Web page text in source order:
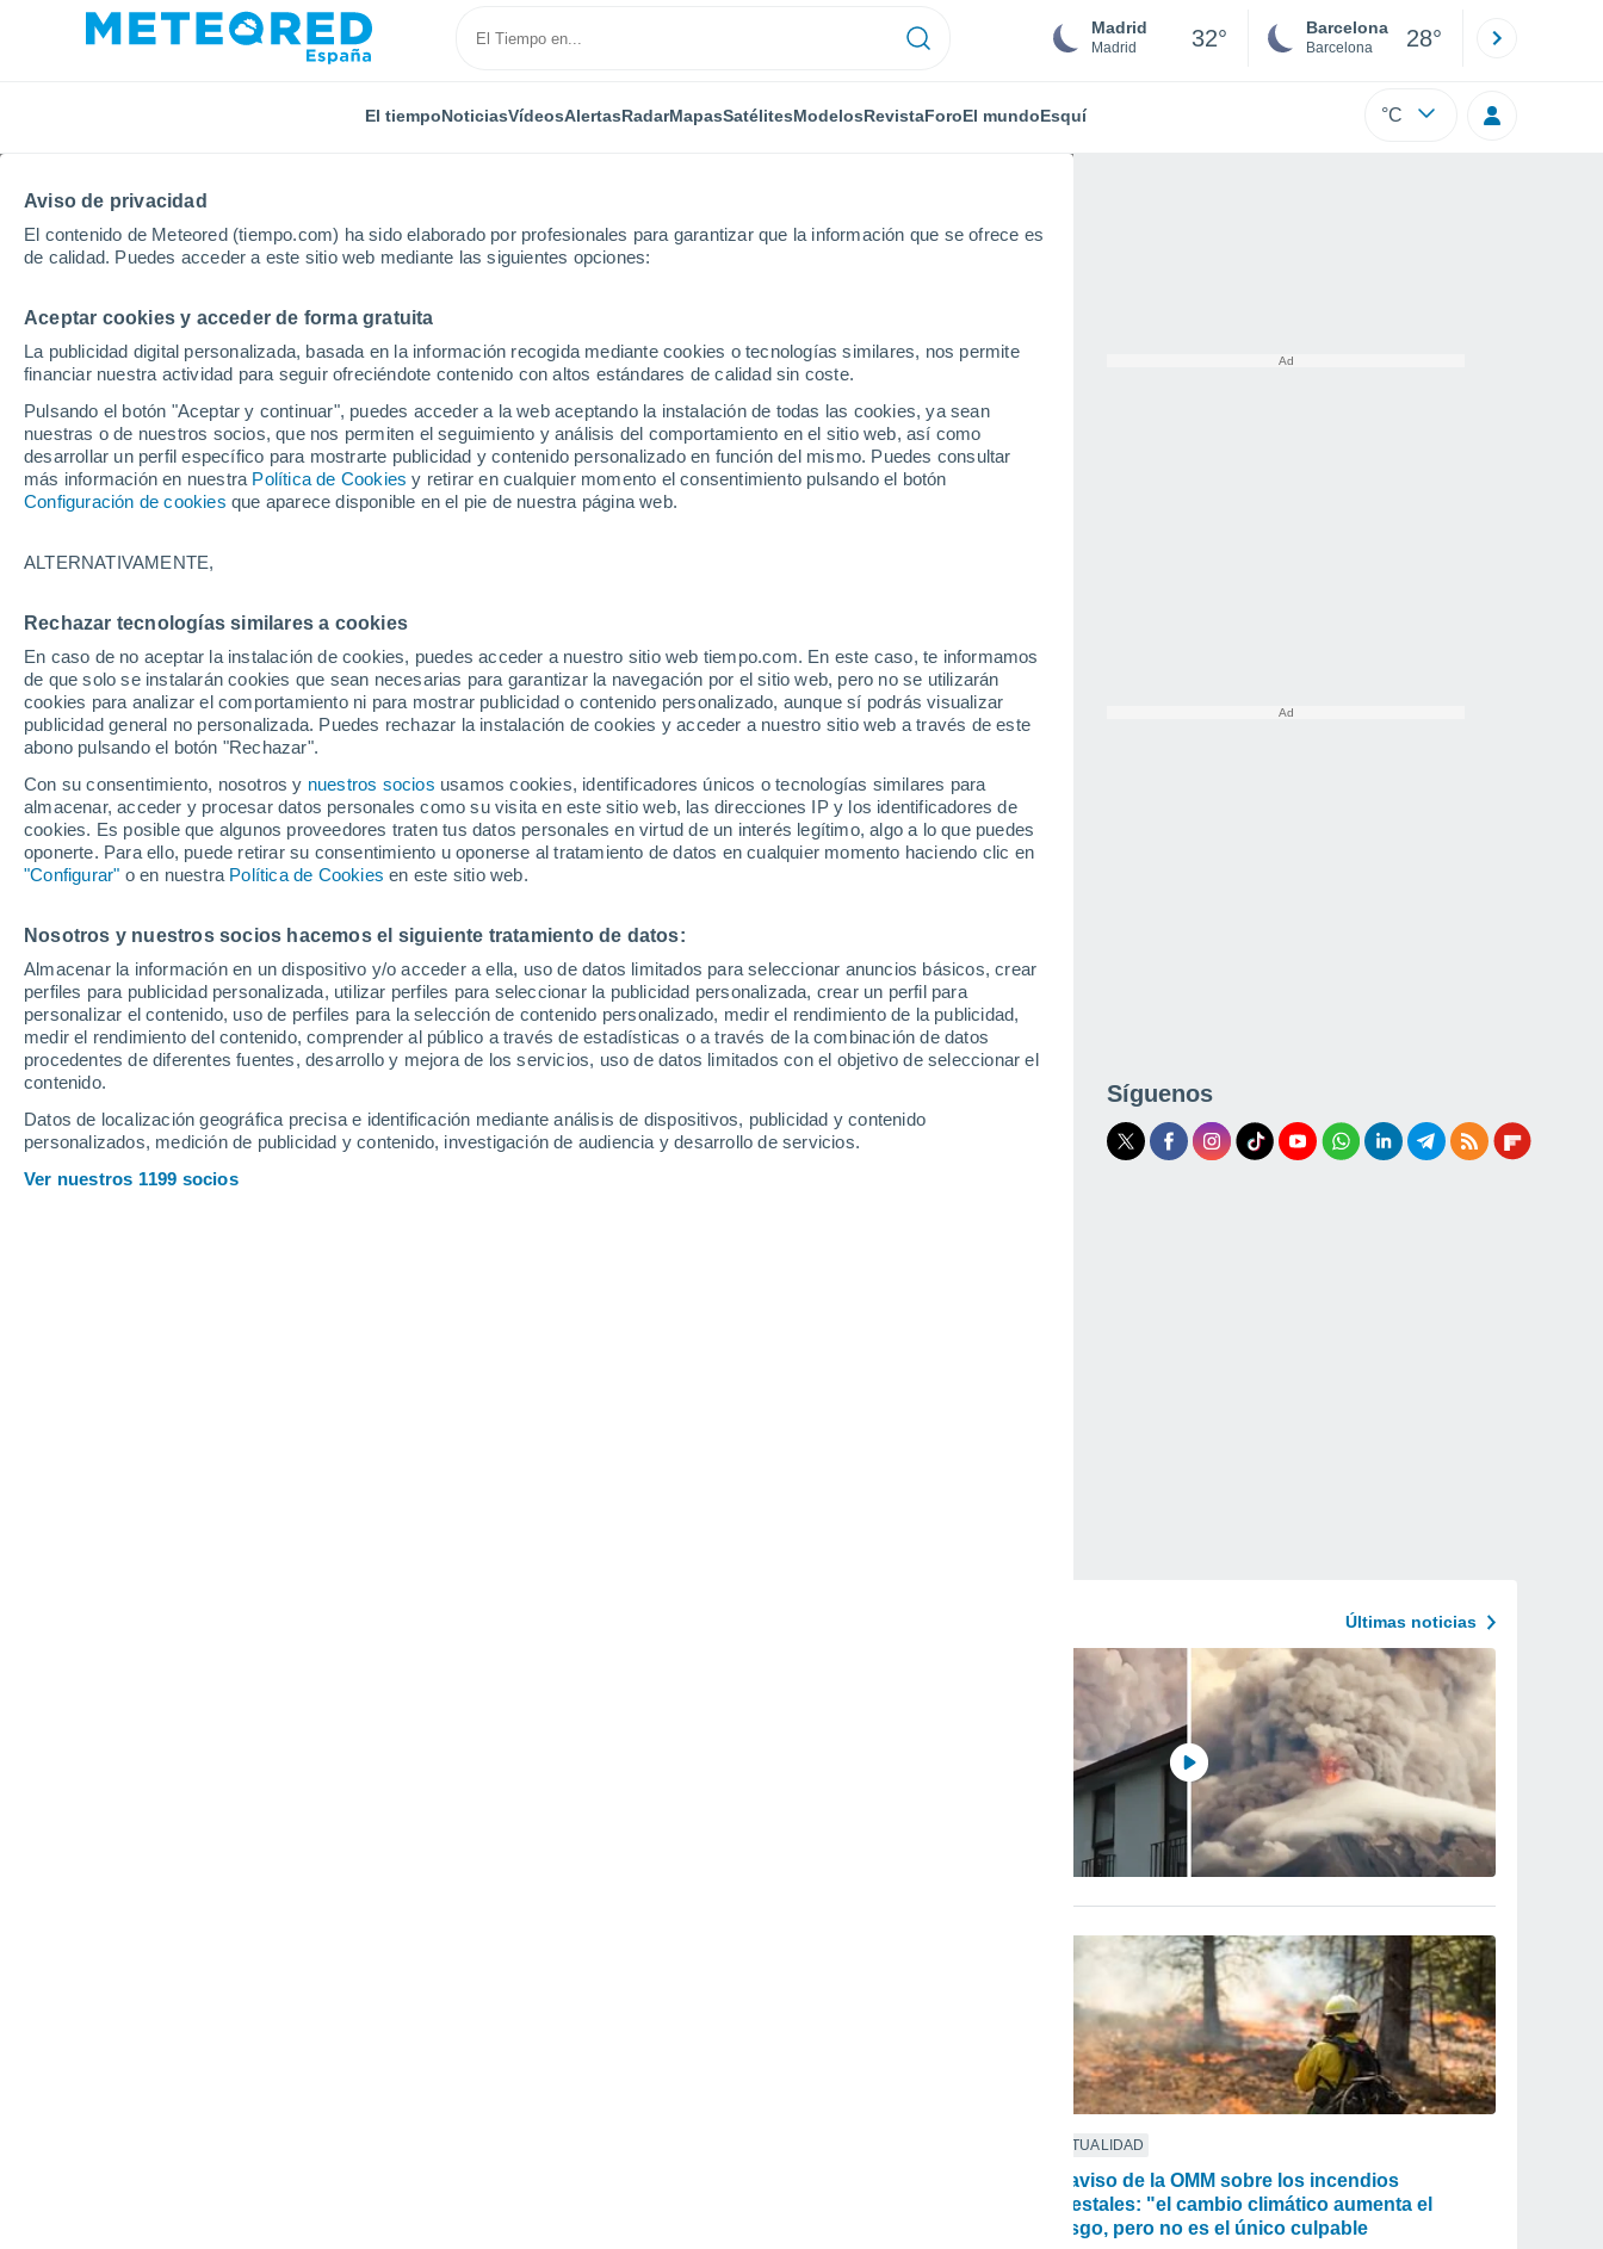
Aviso de privacidad
El contenido de Meteored (tiempo.com) ha sido elaborado por profesionales para garantizar que la información que se ofrece es
de calidad. Puedes acceder a este sitio web mediante las siguientes opciones:
Aceptar cookies y acceder de forma gratuita
La publicidad digital personalizada, basada en la información recogida mediante cookies o tecnologías similares, nos permite
financiar nuestra actividad para seguir ofreciéndote contenido con altos estándares de calidad sin coste.
Pulsando el botón "Aceptar y continuar", puedes acceder a la web aceptando la instalación de todas las cookies, ya sean
nuestras o de nuestros socios, que nos permiten el seguimiento y análisis del comportamiento en el sitio web, así como
desarrollar un perfil específico para mostrarte publicidad y contenido personalizado en función del mismo. Puedes consultar
más información en nuestra Política de Cookies y retirar en cualquier momento el consentimiento pulsando el botón
Configuración de cookies que aparece disponible en el pie de nuestra página web.
ALTERNATIVAMENTE,
Rechazar tecnologías similares a cookies
En caso de no aceptar la instalación de cookies, puedes acceder a nuestro sitio web tiempo.com. En este caso, te informamos
de que solo se instalarán cookies que sean necesarias para garantizar la navegación por el sitio web, pero no se utilizarán
cookies para analizar el comportamiento ni para mostrar publicidad o contenido personalizado, aunque sí podrás visualizar
publicidad general no personalizada. Puedes rechazar la instalación de cookies y acceder a nuestro sitio web a través de este
abono pulsando el botón "Rechazar".
Con su consentimiento, nosotros y nuestros socios usamos cookies, identificadores únicos o tecnologías similares para
almacenar, acceder y procesar datos personales como su visita en este sitio web, las direcciones IP y los identificadores de
cookies. Es posible que algunos proveedores traten tus datos personales en virtud de un interés legítimo, algo a lo que puedes
oponerte. Para ello, puede retirar su consentimiento u oponerse al tratamiento de datos en cualquier momento haciendo clic en
"Configurar" o en nuestra Política de Cookies en este sitio web.
Nosotros y nuestros socios hacemos el siguiente tratamiento de datos:
Almacenar la información en un dispositivo y/o acceder a ella, uso de datos limitados para seleccionar anuncios básicos, crear
perfiles para publicidad personalizada, utilizar perfiles para seleccionar la publicidad personalizada, crear un perfil para
personalizar el contenido, uso de perfiles para la selección de contenido personalizado, medir el rendimiento de la publicidad,
medir el rendimiento del contenido, comprender al público a través de estadísticas o a través de la combinación de datos
procedentes de diferentes fuentes, desarrollo y mejora de los servicios, uso de datos limitados con el objetivo de seleccionar el
contenido.
Datos de localización geográfica precisa e identificación mediante análisis de dispositivos, publicidad y contenido
personalizados, medición de publicidad y contenido, investigación de audiencia y desarrollo de servicios.
Ver nuestros 1199 socios
Madrid
Madrid 32° Barcelona
Barcelona 28°
El tiempoNoticiasVídeosAlertasRadarMapasSatélitesModelosRevistaForoEl mundoEsquí °C
Inicio Francia Auvernia-Ródano-Alpes
El Tiempo en Alto Loira
Hoy, 6 agosto Todo el día Símbolo
Yssingeaux
17°
Brioude
Monistrol-
sur-Loire
30°
Langeac
31°
16°
15°
Allègre
Blesle
27°
Cayres
29°
16°
Dunières
28°
13°
Landos
Monastier-
sur-Gazeille
31°
17°
Paulhaguet
Saint-
Paulien
Saugues
15°
Tence
14°
Thoras
Síguenos
Últimas noticias
ACTUALIDAD
El aviso de la OMM sobre los incendios
forestales: "el cambio climático aumenta el
riesgo, pero no es el único culpable